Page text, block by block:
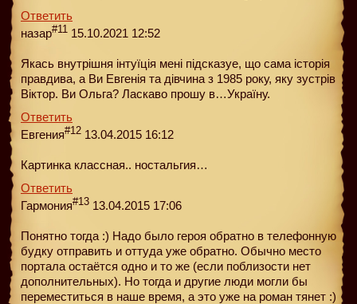
Ответить
назар#11 15.10.2021 12:52
Якась внутрішня інтуїція мені підсказуе, що сама історія
правдива, а Ви Евгенія та дівчина з 1985 року, яку зустрів
Віктор. Ви Ольга? Ласкаво прошу в…Україну.
Ответить
Евгения#12 13.04.2015 16:12
Картинка классная.. ностальгия…
Ответить
Гармония#13 13.04.2015 17:06
Понятно тогда :) Надо было героя обратно в телефонную
будку отправить и оттуда уже обратно. Обычно место
портала остаётся одно и то же (если поблизости нет
дополнительных). Но тогда и другие люди могли бы
переместиться в наше время, а это уже на роман тянет :)